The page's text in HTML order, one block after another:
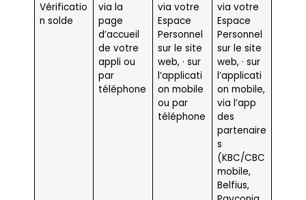
Vérificatio
n solde
via la
page
d’accueil
de votre
appli ou
par
téléphone
via votre
Espace
Personnel
sur le site
web, · sur
l’applicati
on mobile
ou par
téléphone
via votre
Espace
Personnel
sur le site
web, · sur
l’applicati
on mobile,
via l’app
des
partenaire
s
(KBC/CBC
mobile,
Belfius,